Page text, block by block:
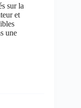
sur la
et
une